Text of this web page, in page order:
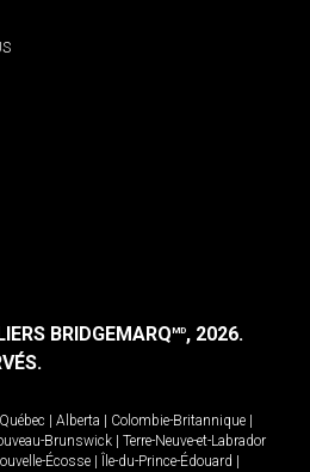
BRIDGEMARQMD, 2026.
Québec Alberta Colombie-Britannique
Brunswick
Terre-Neuve-et-Labrador
Écosse Île-du-Prince-Édouard